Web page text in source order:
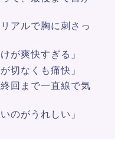
アルで胸に刺さっ
が爽快すぎる」​
切なくも痛快」​
回まで一直線で気
のがうれしい」​